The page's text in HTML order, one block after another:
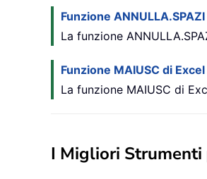
Funzione
La funzione
Funzione MAIUSC di Excel
La funzione MAIUSC di
I Migliori